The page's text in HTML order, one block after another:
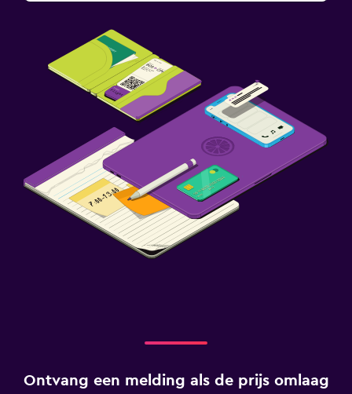
Ontvang een melding als de prijs omlaag